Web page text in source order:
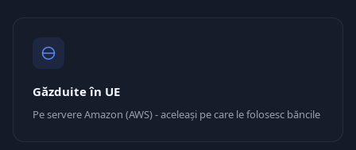
Găzduite în UE
Pe servere Amazon (AWS) - aceleași pe care le folosesc băncile